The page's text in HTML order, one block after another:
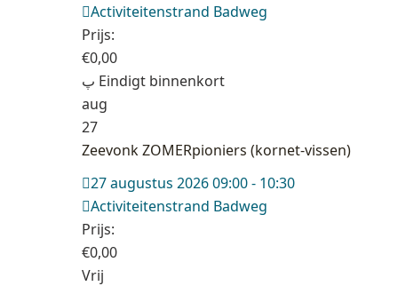
Activiteitenstrand Badweg
Prijs:
€0,00
Eindigt binnenkort
aug
27
Zeevonk ZOMERpioniers (kornet-vissen)
27 augustus 2026 09:00 - 10:30
Activiteitenstrand Badweg
Prijs:
€0,00
Vrij